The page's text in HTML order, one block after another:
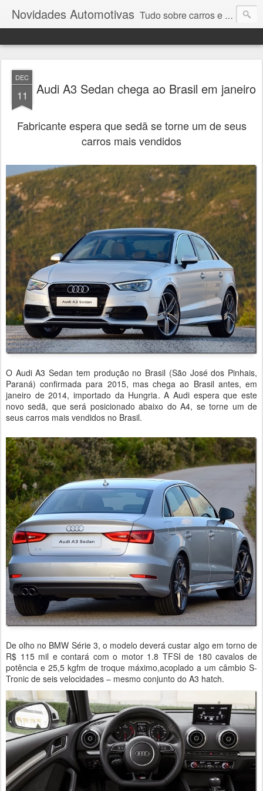
Novidades Automotivas Tudo sobre carros e motores
DEC
11 Audi A3 Sedan chega ao Brasil em janeiro
Fabricante espera que sedã se torne um de seus
carros mais vendidos
O Audi A3 Sedan tem produção no Brasil (São José dos Pinhais,
Paraná) confirmada para 2015, mas chega ao Brasil antes, em
janeiro de 2014, importado da Hungria. A Audi espera que este
novo sedã, que será posicionado abaixo do A4, se torne um de
seus carros mais vendidos no Brasil.
De olho no BMW Série 3, o modelo deverá custar algo em torno de
R$ 115 mil e contará com o motor 1.8 TFSI de 180 cavalos de
potência e 25,5 kgfm de troque máximo,acoplado a um câmbio S-
Tronic de seis velocidades – mesmo conjunto do A3 hatch.